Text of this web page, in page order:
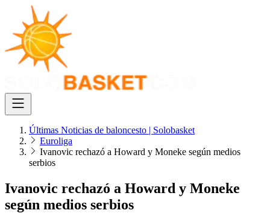
Últimas Noticias de baloncesto | Solobasket
Euroliga
Ivanovic rechazó a Howard y Moneke según medios
serbios
Ivanovic rechazó a Howard y Moneke
según medios serbios